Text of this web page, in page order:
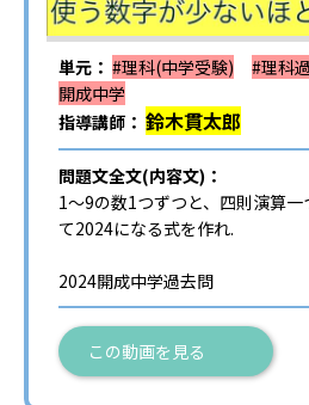
単元： #理科(中学受験) #理科
開成中学
指導講師： 鈴木貫太郎
問題文全文(内容文)：
1～9の数1つずつと、四則演算
て2024になる式を作れ.
2024開成中学過去問
この動画を見る